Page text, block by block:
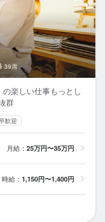
39席
楽しい仕事もっとし
群
歓迎
月給： 25万円〜35万円
時給： 1,150円〜1,400円